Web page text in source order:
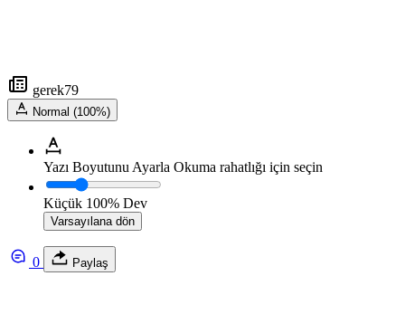
gerek79
Normal (100%)
Yazı Boyutunu Ayarla Okuma rahatlığı için seçin
Küçük 100% Dev
Varsayılana dön
0 Paylaş